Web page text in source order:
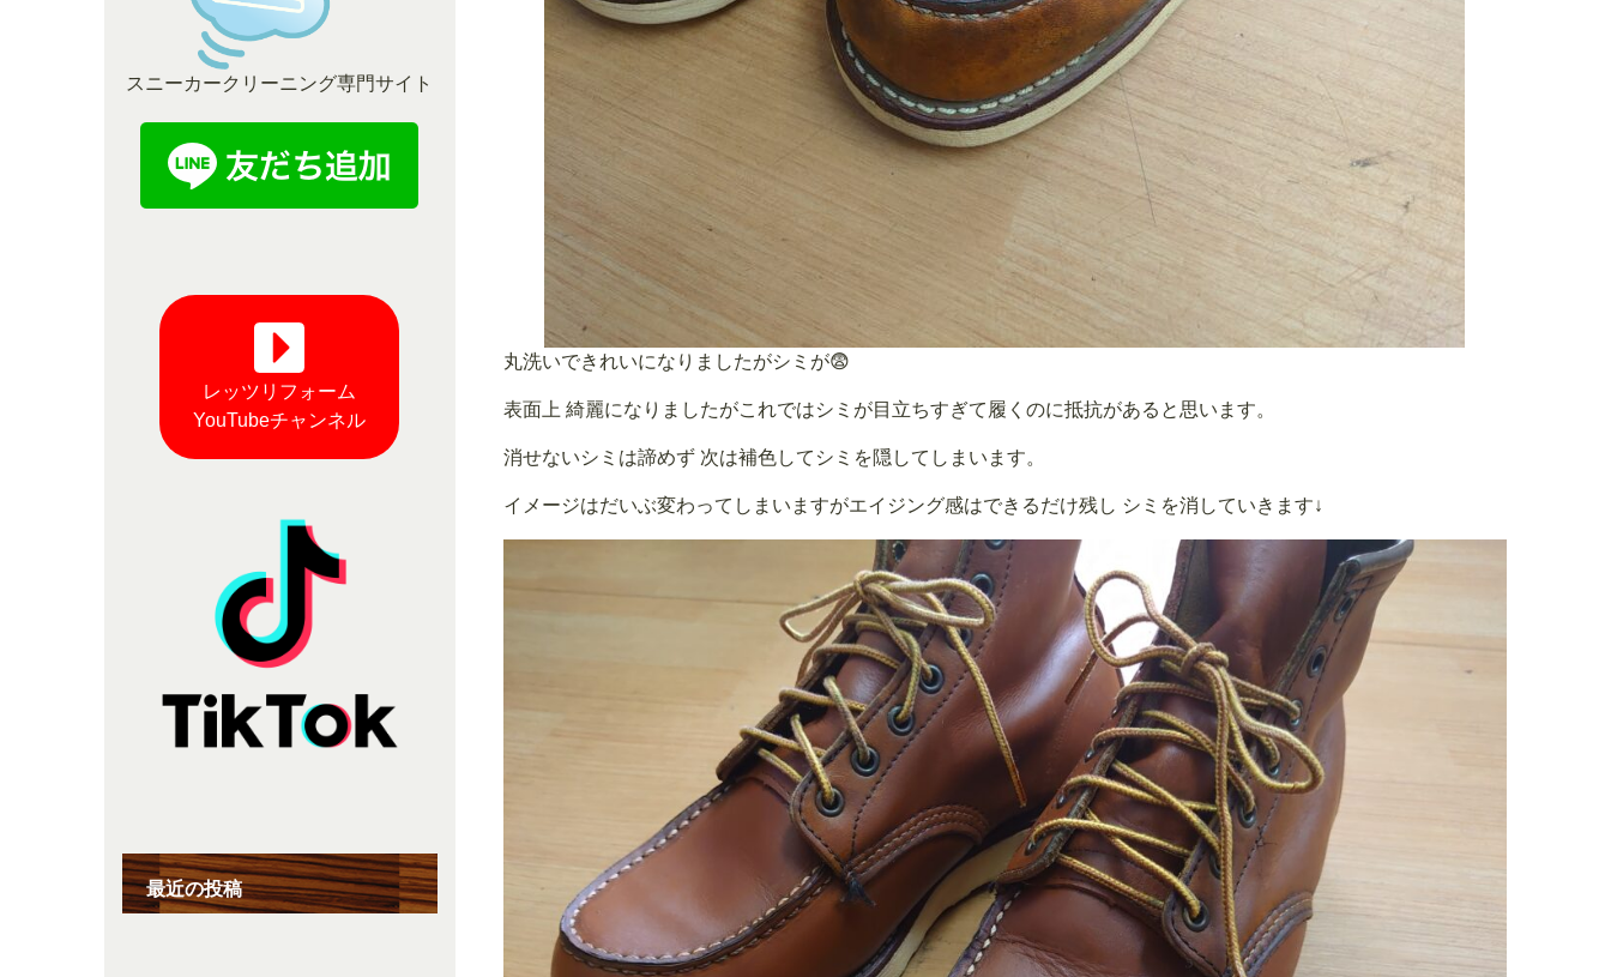
スニーカークリーニング専門サイト
レッツリフォーム
YouTubeチャンネル
最近の投稿
丸洗いできれいになりましたがシミが😨
表面上 綺麗になりましたがこれではシミが目立ちすぎて履くのに抵抗があると思います。
消せないシミは諦めず 次は補色してシミを隠してしまいます。
イメージはだいぶ変わってしまいますがエイジング感はできるだけ残し シミを消していきます↓